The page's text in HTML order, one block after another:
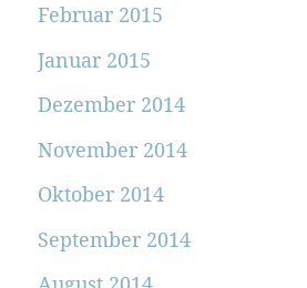
Februar 2015
Januar 2015
Dezember 2014
November 2014
Oktober 2014
September 2014